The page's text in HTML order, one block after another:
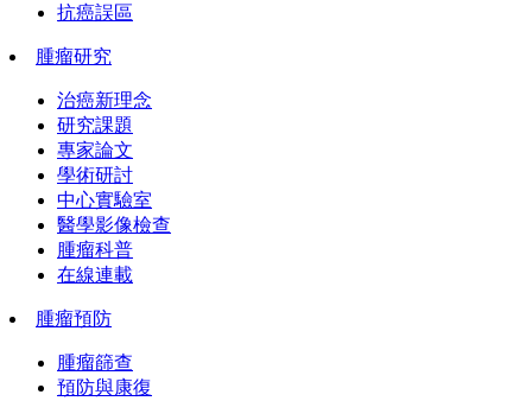
抗癌誤區
腫瘤研究
治癌新理念
研究課題
專家論文
學術研討
中心實驗室
醫學影像檢查
腫瘤科普
在線連載
腫瘤預防
腫瘤篩查
預防與康復